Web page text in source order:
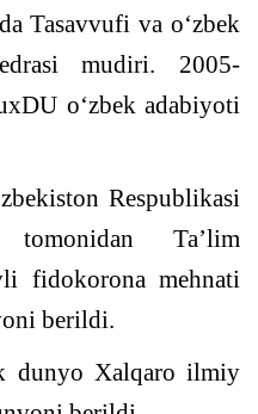
Tasavvufiva o‘zbek
mudiri. 2005-
o‘zbek adabiyoti
Respublikasi
tomonidan Ta’lim
fidokorona mehnati
berildi.
dunyo Xalqaro ilmiy